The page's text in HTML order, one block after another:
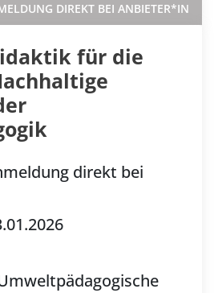
DIREKT BEI ANBIETER*IN
für die
direkt bei